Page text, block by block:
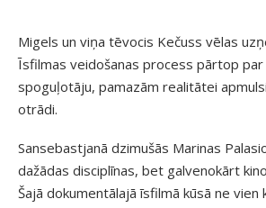
Migels un viņa tēvocis Kečuss vēlas
Īsfilmas veidošanas process pārtop par
spoguļotāju, pamazām realitātei
otrādi.
Sansebastjanā dzimušās Marinas
dažādas disciplīnas, bet galvenokārt
Šajā dokumentālajā īsfilmā kūsā ne vien